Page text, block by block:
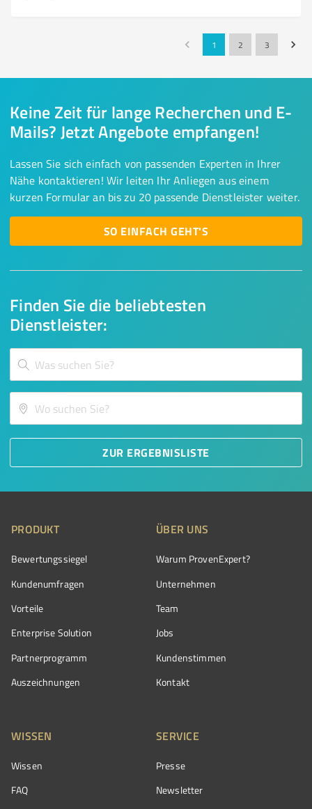
1 2 3
Finden Sie die beliebtesten
Dienstleister:
ZUR ERGEBNISLISTE
Keine Zeit für lange Recherchen und E-
Mails? Jetzt Angebote empfangen!
Lassen Sie sich einfach von passenden Experten in Ihrer
Nähe kontaktieren! Wir leiten Ihr Anliegen aus einem
kurzen Formular an bis zu 20 passende Dienstleister weiter.
SO EINFACH GEHT'S
PRODUKT
Bewertungssiegel
Kundenumfragen
Vorteile
Enterprise Solution
Partnerprogramm
Auszeichnungen
ÜBER UNS
Warum ProvenExpert?
Unternehmen
Team
Jobs
Kundenstimmen
Kontakt
WISSEN
Wissen
FAQ
SERVICE
Presse
Newsletter